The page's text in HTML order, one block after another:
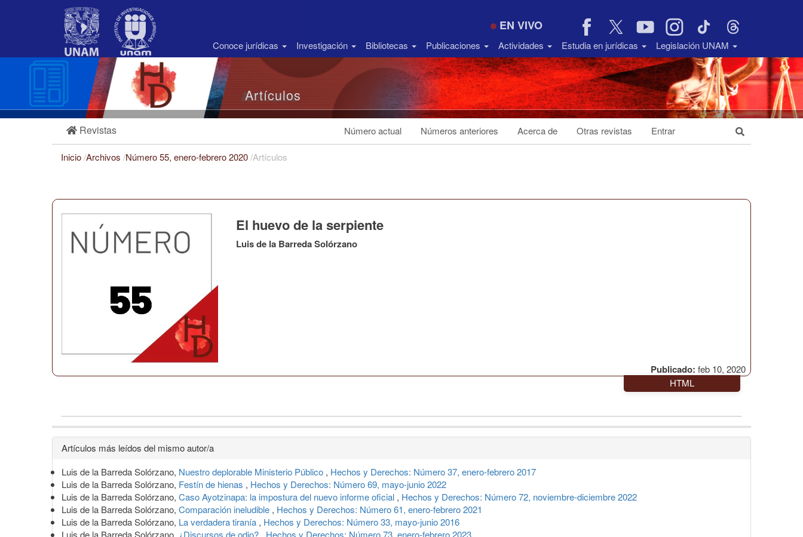
Barra
EN VIVO
Conoce jurídicas Investigación Bibliotecas Publicaciones Actividades Estudia en jurídicas Legislación UNAM
Artículos
Revistas Número actual Números anteriores Acerca de Otras revistas Entrar
Inicio/Archivos /Número 55, enero-febrero 2020/Artículos
Publicado: feb 10, 2020
El huevo de la serpiente
Luis de la Barreda Solórzano
HTML
Detalles
del
artículo
Artículos más leídos del mismo autor/a
Luis de la Barreda Solórzano, Nuestro deplorable Ministerio Público , Hechos y Derechos: Número 37, enero-febrero 2017
Luis de la Barreda Solórzano, Festín de hienas , Hechos y Derechos: Número 69, mayo-junio 2022
Luis de la Barreda Solórzano, Caso Ayotzinapa: la impostura del nuevo informe oficial , Hechos y Derechos: Número 72, noviembre-diciembre 2022
Luis de la Barreda Solórzano, Comparación ineludible , Hechos y Derechos: Número 61, enero-febrero 2021
Luis de la Barreda Solórzano, La verdadera tiranía , Hechos y Derechos: Número 33, mayo-junio 2016
Luis de la Barreda Solórzano, ¿Discursos de odio? , Hechos y Derechos: Número 73, enero-febrero 2023